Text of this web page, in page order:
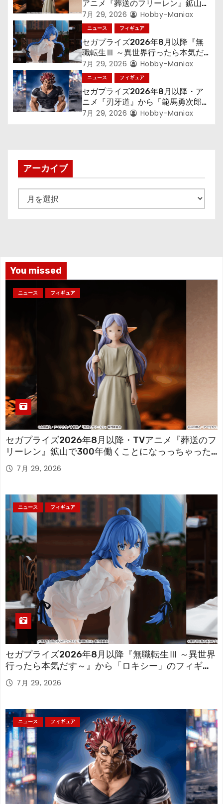
ョ
ン
アニメ『葬送のフリーレン』鉱山で
300年働くことになっっちゃった
「フリーレン」を立体化！
7月 29, 2026 Hobby-Maniax
ニュース フィギュア
セガプライズ2026年8月以降『無
職転生Ⅲ ～異世界行ったら本気だ
す～』から「ロキシー」のフィギュ
アが登場！
7月 29, 2026 Hobby-Maniax
ニュース フィギュア
セガプライズ2026年8月以降・ア
ニメ『刃牙道』から「範馬勇次郎」
が登場ッッ!!
7月 29, 2026 Hobby-Maniax
アーカイブ
ー
You missed
ニュース フィギュア
セガプライズ2026年8月以降・TVアニメ『葬送のフ
リーレン』鉱山で300年働くことになっっちゃった
「フリーレン」を立体化！
7月 29, 2026
ニュース フィギュア
セガプライズ2026年8月以降『無職転生Ⅲ ～異世界
行ったら本気だす～』から「ロキシー」のフィギュ
アが登場！
7月 29, 2026
ニュース フィギュア